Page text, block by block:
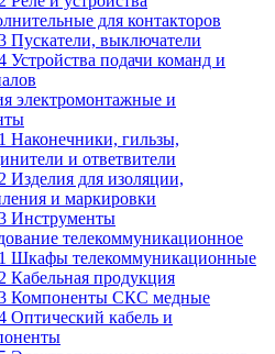
для контакторов
Пускатели, выключатели
Устройства подачи команд и
электромонтажные и
Наконечники, гильзы,
и ответвители
Изделия для изоляции,
и маркировки
Инструменты
телекоммуникационное
Шкафы телекоммуникационные
Кабельная продукция
Компоненты СКС медные
Оптический кабель и